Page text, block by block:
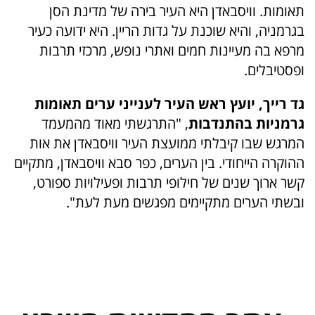
תאומות. וויסבאדן היא העיר בירה של מדינת הסן
בגרמניה, והיא שוכנת על גדות הריין. היא ידועה כעיר
מרפא בה מעיינות חמים ואתרי נופש, מרכזי תרבות
ופסטיבלים.
גד רייך, יועץ ראש העירלענייני ערים תאומות
גרמניות בהתנדבות, "התרגשתי מאוד מהמעמד
המרגש שבו קיבלתי ממועצת העיר וויסבאדן את אות
ההוקרה הייחודי. בין הערים, כפר סבא וויסבאדן, מתקיים
קשר ארוך שנים של חילופי תרבות ופעילויות ספורט,
ובשתי הערים מתקיימים מפגשים מעת לעת".